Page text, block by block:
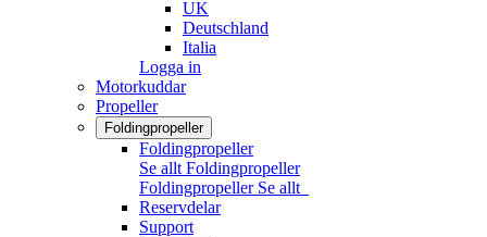
UK
Deutschland
Italia
Logga in
Motorkuddar
Propeller
Foldingpropeller
Foldingpropeller
Se allt Foldingpropeller
Foldingpropeller Se allt
Reservdelar
Support